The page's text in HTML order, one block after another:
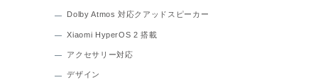
Dolby Atmos 対応クアッドスピーカー
Xiaomi HyperOS 2 搭載
アクセサリー対応
デザイン